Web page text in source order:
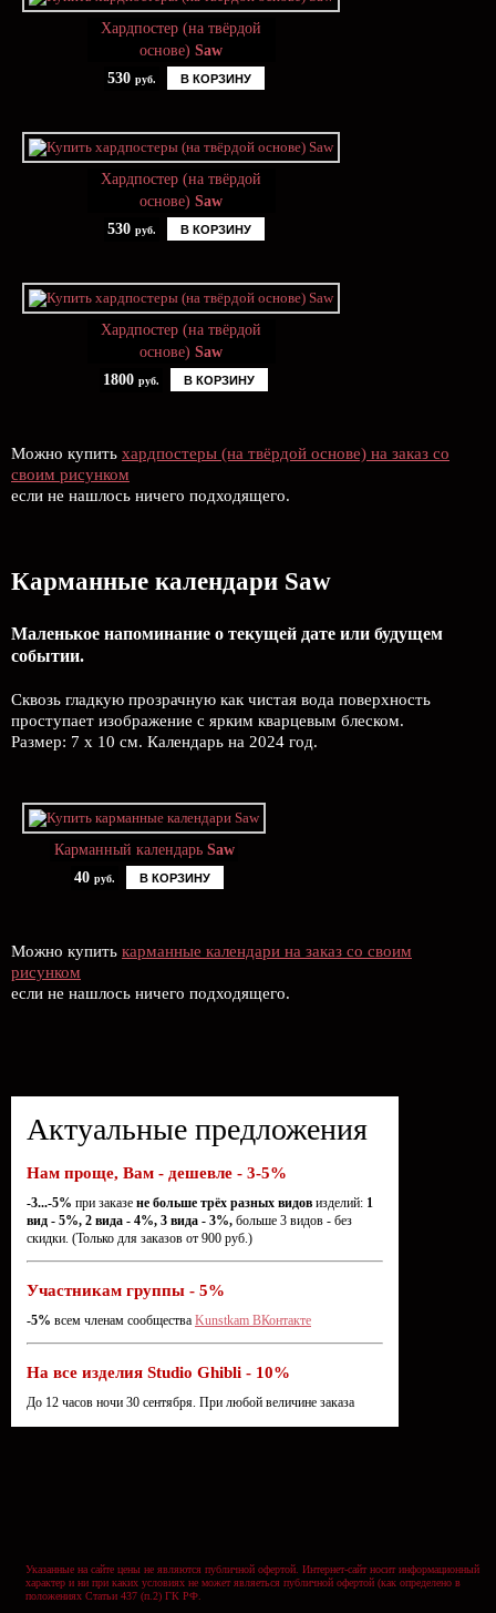
Хардпостер (на твёрдой
основе) Saw
530 руб. В КОРЗИНУ
Хардпостер (на твёрдой
основе) Saw
530 руб. В КОРЗИНУ
Хардпостер (на твёрдой
основе) Saw
1800 руб. В КОРЗИНУ
Можно купить хардпостеры (на твёрдой основе) на заказ со
своим рисунком
если не нашлось ничего подходящего.
Карманные календари Saw
Маленькое напоминание о текущей дате или будущем
событии.
Сквозь гладкую прозрачную как чистая вода поверхность
проступает изображение с ярким кварцевым блеском.
Размер: 7 х 10 см. Календарь на 2024 год.
Карманный календарь Saw
40 руб. В КОРЗИНУ
Можно купить карманные календари на заказ со своим
рисунком
если не нашлось ничего подходящего.
Актуальные предложения
Нам проще, Вам - дешевле - 3-5%
-3...-5% при заказе не больше трёх разных видов изделий: 1
вид - 5%, 2 вида - 4%, 3 вида - 3%, больше 3 видов - без
скидки. (Только для заказов от 900 руб.)
Участникам группы - 5%
-5% всем членам сообщества Kunstkam ВКонтакте
На все изделия Studio Ghibli - 10%
До 12 часов ночи 30 сентября. При любой величине заказа
Указанные на сайте цены не являются публичной офертой. Интернет-сайт носит информационный
характер и ни при каких условиях не может являеться публичной офертой (как определено в
положениях Статьи 437 (п.2) ГК РФ.